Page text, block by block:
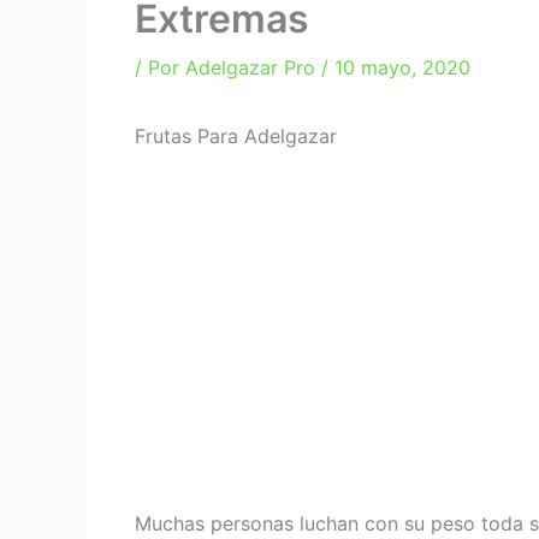
Extremas
/ Por Adelgazar Pro / 10 mayo, 2020
Frutas Para Adelgazar
Muchas personas luchan con su peso